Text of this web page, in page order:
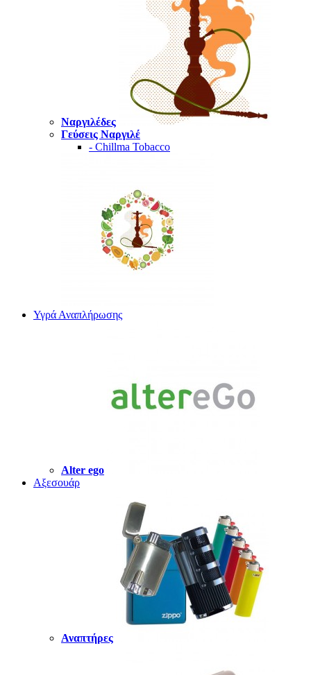
Ναργιλέδες
Γεύσεις Ναργιλέ
- Chillma Tobacco
Υγρά Αναπλήρωσης
Alter ego
Αξεσουάρ
Αναπτήρες